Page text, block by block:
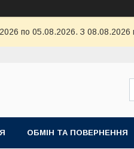
по 05.08.2026. З
ОБМІН ТА ПОВЕРНЕННЯ